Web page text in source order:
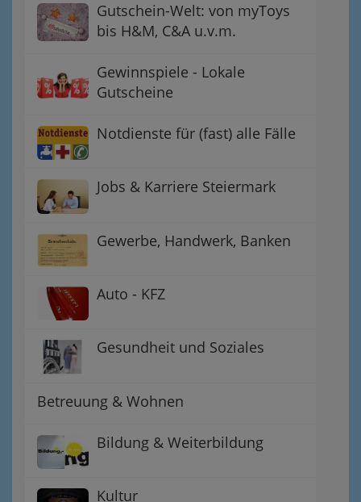
Gutschein-Welt: von myToys
bis H&M, C&A u.v.m.
Gewinnspiele - Lokale
Gutscheine
Notdienste für (fast) alle Fälle
Jobs & Karriere Steiermark
Gewerbe, Handwerk, Banken
Auto - KFZ
Gesundheit und Soziales
Betreuung & Wohnen
Bildung & Weiterbildung
Kultur